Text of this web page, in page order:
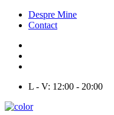
Despre Mine
Contact
L - V: 12:00 - 20:00